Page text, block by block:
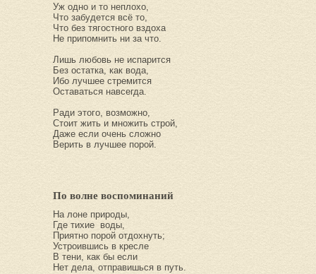
Уж одно и то неплохо,
Что забудется всё то,
Что без тягостного вздоха
Не припомнить ни за что.
Лишь любовь не испарится
Без остатка, как вода,
Ибо лучшее стремится
Оставаться навсегда.
Ради этого, возможно,
Стоит жить и множить строй,
Даже если очень сложно
Верить в лучшее порой.
По волне воспоминаний
На лоне природы,
Где тихие воды,
Приятно порой отдохнуть;
Устроившись в кресле
В тени, как бы если
Нет дела, отправишься в путь.